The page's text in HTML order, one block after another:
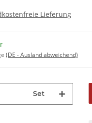
Lieferung
(DE - Ausland abweichend)
Set